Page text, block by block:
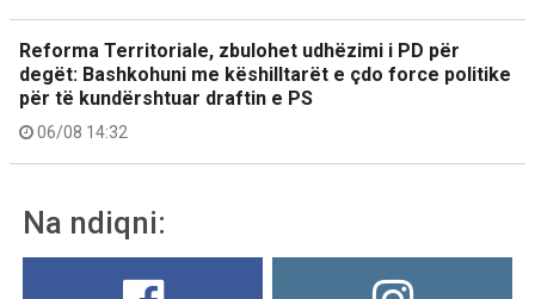
Reforma Territoriale, zbulohet udhëzimi i PD për
degët: Bashkohuni me këshilltarët e çdo force politike
për të kundërshtuar draftin e PS
06/08 14:32
Na ndiqni: